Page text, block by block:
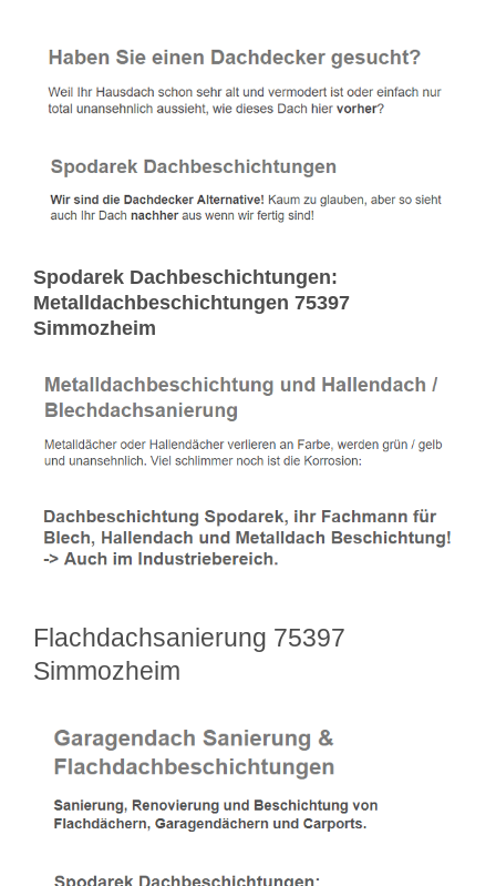
Spodarek Dachbeschichtungen:
Metalldachbeschichtungen 75397
Simmozheim
Flachdachsanierung 75397
Simmozheim